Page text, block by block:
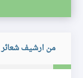
من ارشيف شعائر